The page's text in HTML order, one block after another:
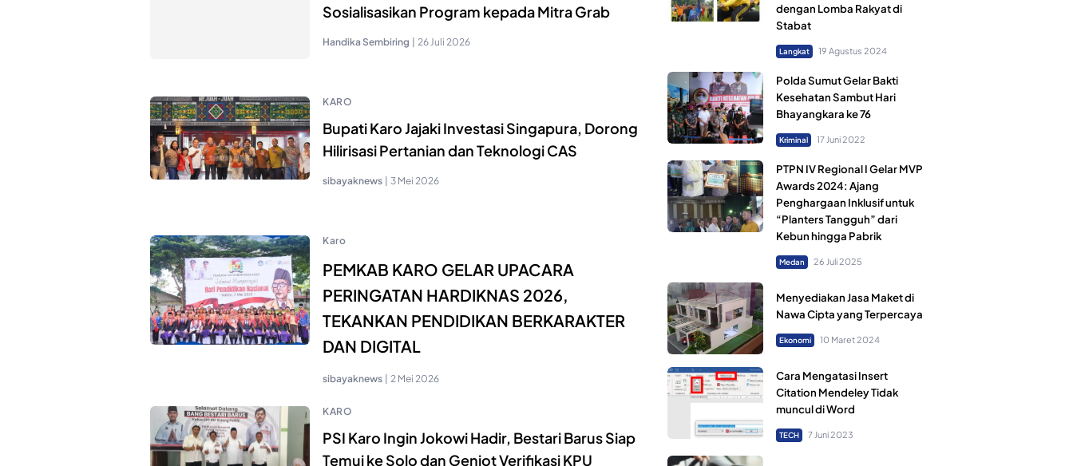
Sosialisasikan Program kepada Mitra Grab
Handika Sembiring 26 Juli 2026
KARO
Bupati Karo Jajaki Investasi Singapura, Dorong
Hilirisasi Pertanian dan Teknologi CAS
sibayaknews 3 Mei 2026
Karo
PEMKAB KARO GELAR UPACARA
PERINGATAN HARDIKNAS 2026,
TEKANKAN PENDIDIKAN BERKARAKTER
DAN DIGITAL
sibayaknews 2 Mei 2026
KARO
PSI Karo Ingin Jokowi Hadir, Bestari Barus Siap
Temui ke Solo dan Genjot Verifikasi KPU
dengan Lomba Rakyat di
Stabat
Langkat 19 Agustus 2024
Polda Sumut Gelar Bakti
Kesehatan Sambut Hari
Bhayangkara ke 76
Kriminal 17 Juni 2022
PTPN IV Regional I Gelar MVP
Awards 2024: Ajang
Penghargaan Inklusif untuk
“Planters Tangguh” dari
Kebun hingga Pabrik
Medan 26 Juli 2025
Menyediakan Jasa Maket di
Nawa Cipta yang Terpercaya
Ekonomi 10 Maret 2024
Cara Mengatasi Insert
Citation Mendeley Tidak
muncul di Word
TECH 7 Juni 2023